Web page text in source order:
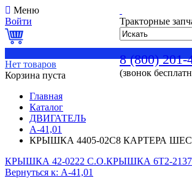
Тракторные
8 (800) 201-
(звонок
Меню
Войти
Нет товаров
Корзина пуста
Главная
Каталог
ДВИГАТЕЛЬ
А-41,01
КРЫШКА 4405-02С8 КАРТЕРА
КРЫШКА 42-0222 С.О.КРЫШКА 6Т2-
Вернуться к: А-41,01